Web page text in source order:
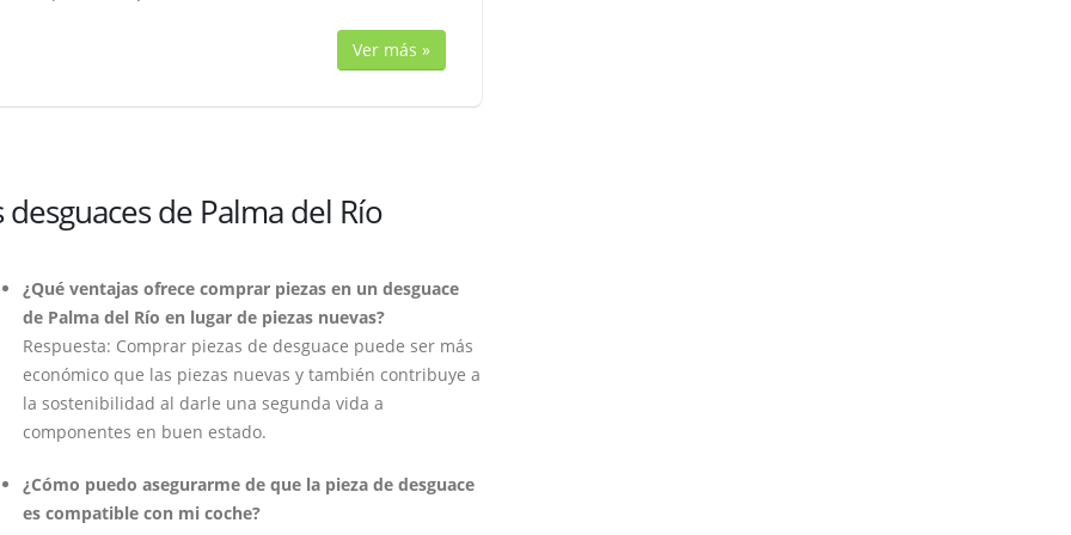
Ver más »
de Palma del Río
¿Qué ventajas ofrece comprar piezas en un desguace
de Palma del Río en lugar de piezas nuevas?
Respuesta: Comprar piezas de desguace puede ser más
económico que las piezas nuevas y también contribuye a
la sostenibilidad al darle una segunda vida a
componentes en buen estado.
¿Cómo puedo asegurarme de que la pieza de desguace
es compatible con mi coche?